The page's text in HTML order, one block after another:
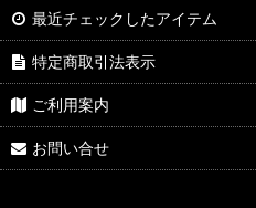
最近チェックしたアイテム
特定商取引法表示
ご利用案内
お問い合せ